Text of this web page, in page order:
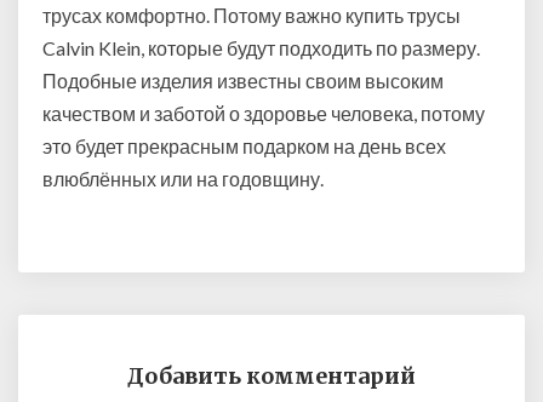
трусах комфортно. Потому важно купить трусы
Calvin Klein, которые будут подходить по размеру.
Подобные изделия известны своим высоким
качеством и заботой о здоровье человека, потому
это будет прекрасным подарком на день всех
влюблённых или на годовщину.
Добавить комментарий